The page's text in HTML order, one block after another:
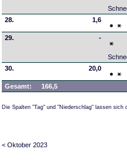
28.
1,6
29. -
30.
20,0
Gesamt: 166,5
Die Spalten "Tag" und "Niederschlag" lassen sich
< Oktober 2023